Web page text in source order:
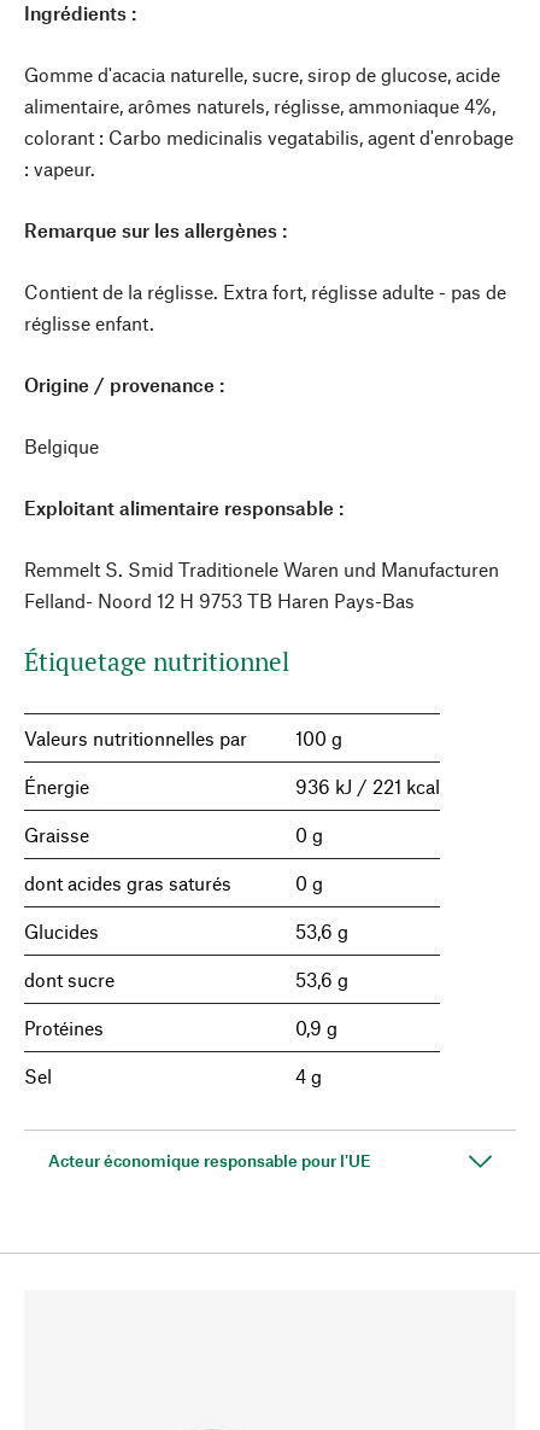
Ingrédients :
Gomme d'acacia naturelle, sucre, sirop de glucose, acide
alimentaire, arômes naturels, réglisse, ammoniaque 4%,
colorant : Carbo medicinalis vegatabilis, agent d'enrobage
: vapeur.
Remarque sur les allergènes :
Contient de la réglisse. Extra fort, réglisse adulte - pas de
réglisse enfant.
Origine / provenance :
Belgique
Exploitant alimentaire responsable :
Remmelt S. Smid Traditionele Waren und Manufacturen
Felland- Noord 12 H 9753 TB Haren Pays-Bas
Étiquetage nutritionnel
Valeurs nutritionnelles par 100 g
Énergie 936 kJ / 221 kcal
Graisse 0 g
dont acides gras saturés 0 g
Glucides 53,6 g
dont sucre 53,6 g
Protéines 0,9 g
Sel 4 g
Acteur économique responsable pour l'UE